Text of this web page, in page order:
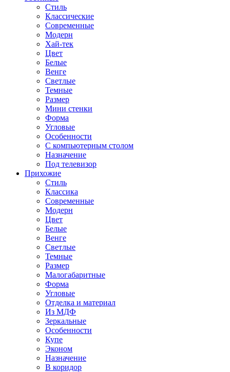
Стиль
Классические
Современные
Модерн
Хай-тек
Цвет
Белые
Венге
Светлые
Темные
Размер
Мини стенки
Форма
Угловые
Особенности
С компьютерным столом
Назначение
Под телевизор
Прихожие
Стиль
Классика
Современные
Модерн
Цвет
Белые
Венге
Светлые
Темные
Размер
Малогабаритные
Форма
Угловые
Отделка и материал
Из МДФ
Зеркальные
Особенности
Купе
Эконом
Назначение
В коридор